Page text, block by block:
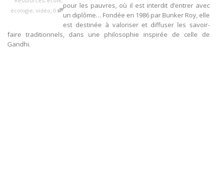
écologie, vidéo, 0
pour les pauvres, où il est interdit d’entrer avec
un diplôme… Fondée en 1986 par Bunker Roy, elle
est destinée à valoriser et diffuser les savoir-
faire traditionnels, dans une philosophie inspirée de celle de
Gandhi.